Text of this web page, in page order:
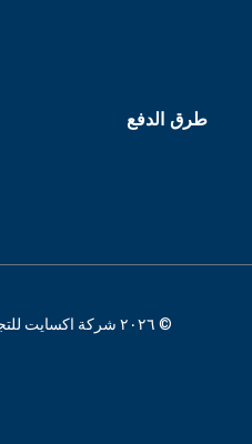
طرق الدفع
© ٢٠٢٦ شركة اكسايت للتجارة العامة ش.ش.و